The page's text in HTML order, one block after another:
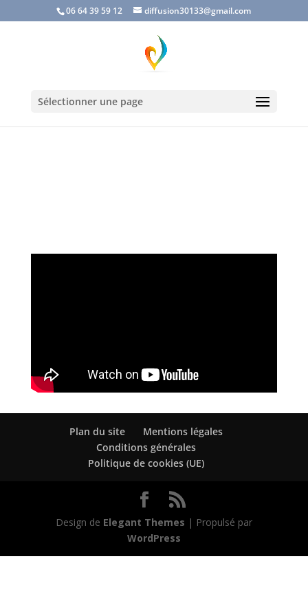
06 64 39 59 12 diffusion30133@gmail.com
Sélectionner une page
Plan du site
Mentions légales
Conditions générales
Politique de cookies (UE)
Design de Elegant Themes | Propulsé par
WordPress